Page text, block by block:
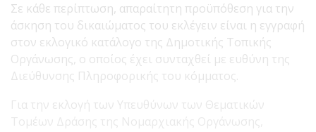
Σε κάθε περίπτωση, απαραίτητη προϋπόθεση για την
άσκηση του δικαιώματος του εκλέγειν είναι η εγγραφή
στον εκλογικό κατάλογο της Δημοτικής Τοπικής
Οργάνωσης, ο οποίος έχει συνταχθεί με ευθύνη της
Διεύθυνσης Πληροφορικής του κόμματος.
Για την εκλογή των Υπευθύνων των Θεματικών